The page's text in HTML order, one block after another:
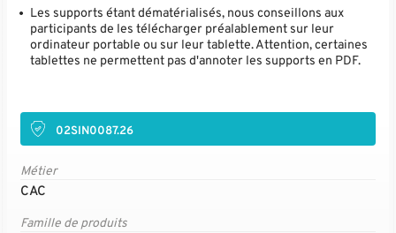
Les supports étant dématérialisés, nous conseillons aux
participants de les télécharger préalablement sur leur
ordinateur portable ou sur leur tablette. Attention, certaines
tablettes ne permettent pas d'annoter les supports en PDF.
02SIN0087.26
Métier
CAC
Famille de produits